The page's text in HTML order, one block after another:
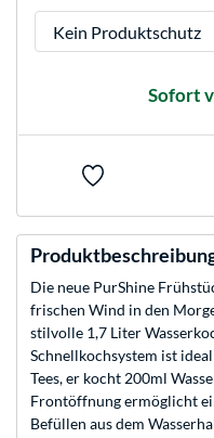
Sofort
Die neue PurShine
frischen Wind in den
stilvolle 1,7 Liter
Schnellkochsystem ist
Tees, er kocht 200ml
Frontöffnung ermöglicht
Befüllen aus dem